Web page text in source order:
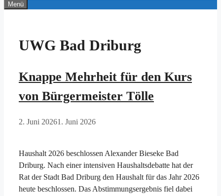
Menü
UWG Bad Driburg
Knappe Mehrheit für den Kurs
von Bürgermeister Tölle
2. Juni 20261. Juni 2026
Haushalt 2026 beschlossen Alexander Bieseke Bad
Driburg. Nach einer intensiven Haushaltsdebatte hat der
Rat der Stadt Bad Driburg den Haushalt für das Jahr 2026
heute beschlossen. Das Abstimmungsergebnis fiel dabei